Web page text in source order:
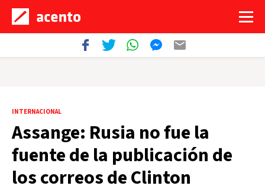
INTERNACIONAL
Assange: Rusia no fue la
fuente de la publicación de
los correos de Clinton